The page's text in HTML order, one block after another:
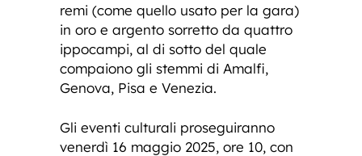
remi (come quello usato per la gara)
in oro e argento sorretto da quattro
ippocampi, al di sotto del quale
compaiono gli stemmi di Amalfi,
Genova, Pisa e Venezia.
Gli eventi culturali proseguiranno
venerdì 16 maggio 2025, ore 10, con